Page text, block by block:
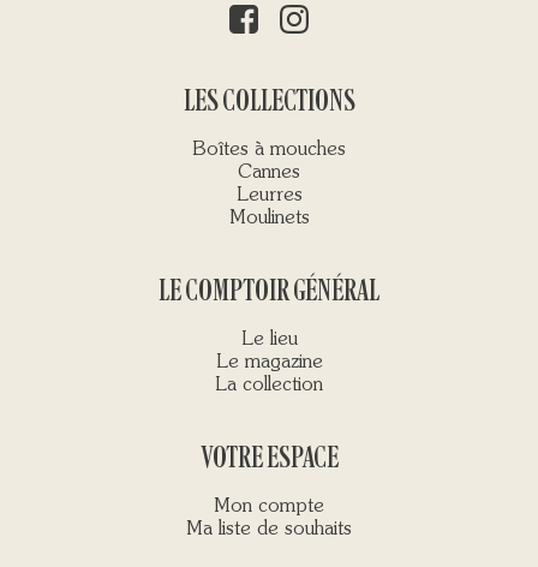
LES COLLECTIONS
Boîtes à mouches
Cannes
Leurres
Moulinets
LE COMPTOIR GÉNÉRAL
Le lieu
Le magazine
La collection
VOTRE ESPACE
Mon compte
Ma liste de souhaits